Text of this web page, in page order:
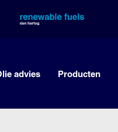
advies Producten